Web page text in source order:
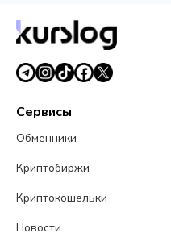
Сервисы
Обменники
Криптобиржи
Криптокошельки
Новости